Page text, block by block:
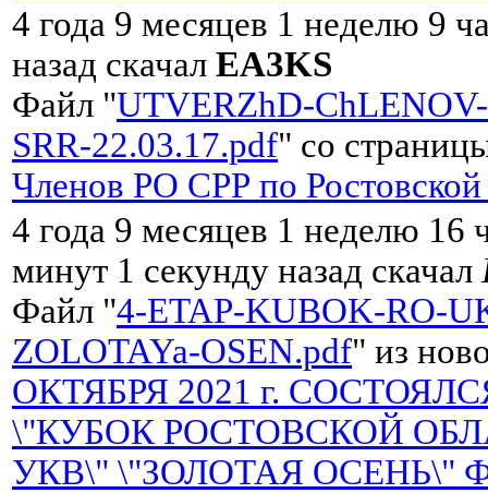
4 года 9 месяцев 1 неделю 9
назад скачал EA3KS
Файл "UTVERZhD-
SRR-22.03.17.pdf" со
Членов РО CРР по Ростовской
4 года 9 месяцев 1 неделю 16
минут 1 секунду назад скачал
Файл "4-ETAP-KUBOK-RO-
ZOLOTAYa-OSEN.pdf" из
ОКТЯБРЯ 2021 г.
\"КУБОК РОСТОВСКОЙ
УКВ\" \"ЗОЛОТАЯ ОСЕНЬ\"